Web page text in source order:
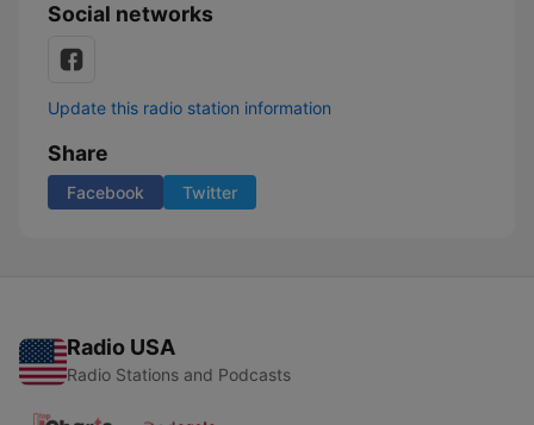
Social networks
Update this radio station information
Share
Facebook Twitter
Radio USA
Radio Stations and Podcasts